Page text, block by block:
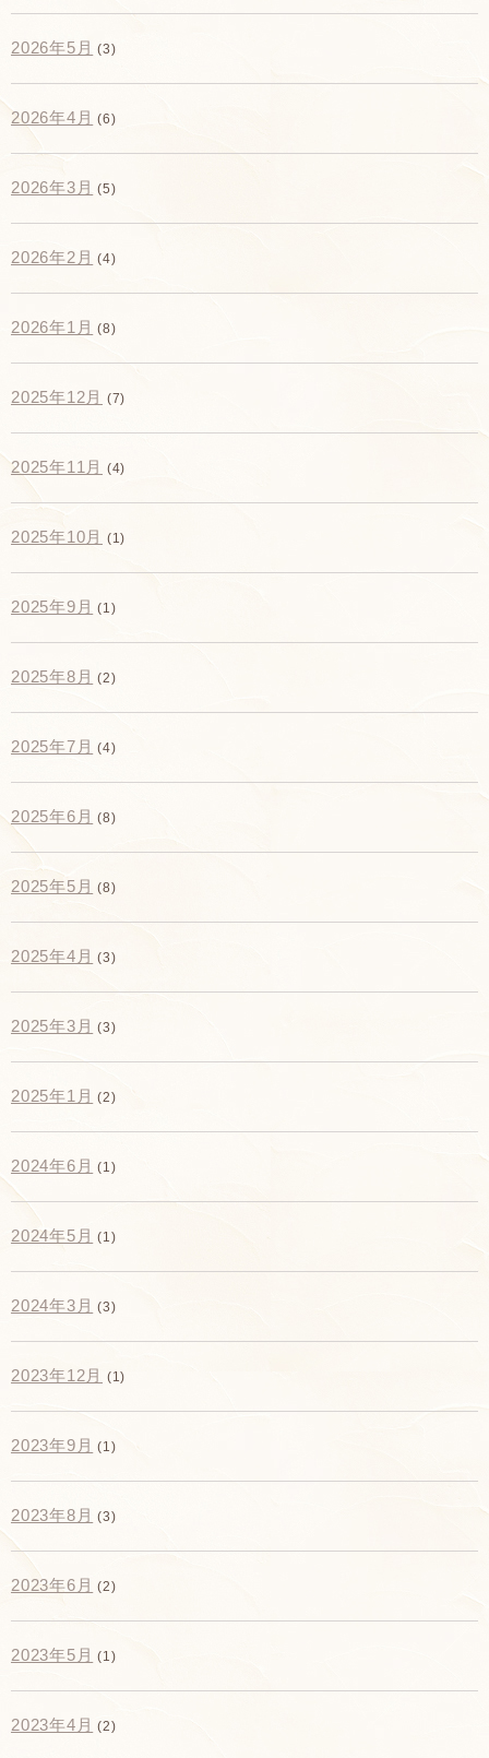
2026年5月 (3)
2026年4月 (6)
2026年3月 (5)
2026年2月 (4)
2026年1月 (8)
2025年12月 (7)
2025年11月 (4)
2025年10月 (1)
2025年9月 (1)
2025年8月 (2)
2025年7月 (4)
2025年6月 (8)
2025年5月 (8)
2025年4月 (3)
2025年3月 (3)
2025年1月 (2)
2024年6月 (1)
2024年5月 (1)
2024年3月 (3)
2023年12月 (1)
2023年9月 (1)
2023年8月 (3)
2023年6月 (2)
2023年5月 (1)
2023年4月 (2)